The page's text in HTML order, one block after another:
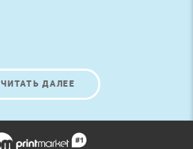
ЧИТАТЬ ДАЛЕЕ